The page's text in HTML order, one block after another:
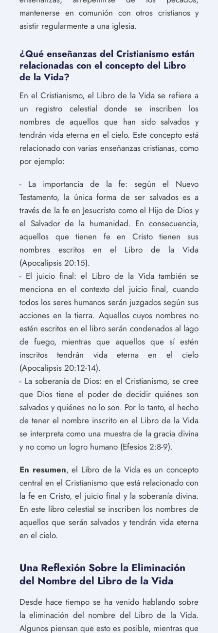
mantenerse en comunión con otros cristianos y
asistir regularmente a una iglesia.
¿Qué enseñanzas del Cristianismo están
relacionadas con el concepto del Libro
de la Vida?
En el Cristianismo, el Libro de la Vida se refiere a
un registro celestial donde se inscriben los
nombres de aquellos que han sido salvados y
tendrán vida eterna en el cielo. Este concepto está
relacionado con varias enseñanzas cristianas, como
por ejemplo:
- La importancia de la fe: según el Nuevo
Testamento, la única forma de ser salvados es a
través de la fe en Jesucristo como el Hijo de Dios y
el Salvador de la humanidad. En consecuencia,
aquellos que tienen fe en Cristo tienen sus
nombres escritos en el Libro de la Vida
(Apocalipsis 20:15).
- El juicio final: el Libro de la Vida también se
menciona en el contexto del juicio final, cuando
todos los seres humanos serán juzgados según sus
acciones en la tierra. Aquellos cuyos nombres no
estén escritos en el libro serán condenados al lago
de fuego, mientras que aquellos que sí estén
inscritos tendrán vida eterna en el cielo
(Apocalipsis 20:12-14).
- La soberanía de Dios: en el Cristianismo, se cree
que Dios tiene el poder de decidir quiénes son
salvados y quiénes no lo son. Por lo tanto, el hecho
de tener el nombre inscrito en el Libro de la Vida
se interpreta como una muestra de la gracia divina
y no como un logro humano (Efesios 2:8-9).
En resumen, el Libro de la Vida es un concepto
central en el Cristianismo que está relacionado con
la fe en Cristo, el juicio final y la soberanía divina.
En este libro celestial se inscriben los nombres de
aquellos que serán salvados y tendrán vida eterna
en el cielo.
Una Reflexión Sobre la Eliminación
del Nombre del Libro de la Vida
Desde hace tiempo se ha venido hablando sobre
la eliminación del nombre del Libro de la Vida.
Algunos piensan que esto es posible, mientras que